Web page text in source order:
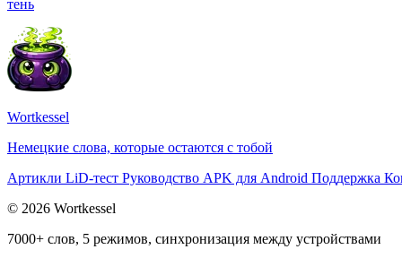
тень
Wortkessel
Немецкие слова, которые остаются с тобой
Артикли LiD-тест Руководство APK для Android Поддержка
© 2026 Wortkessel
7000+ слов, 5 режимов, синхронизация между устройствами